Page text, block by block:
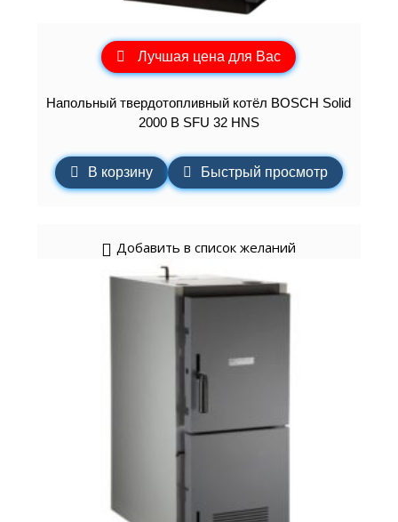
Лучшая цена для Вас
Напольный твердотопливный котёл BOSCH Solid
2000 B SFU 32 HNS
В корзину Быстрый просмотр
Добавить в список желаний